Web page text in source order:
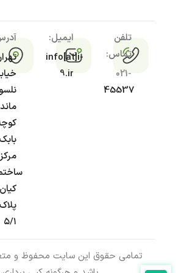
تلفن
تماس:
021-
45537
ایمیل:
info[at]i-
9.ir
بابک
پلاک
۵/۱
تمامی حقوق این سایت محفوظ و